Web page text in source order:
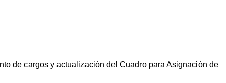
de cargos y actualización del Cuadro para Asignación de